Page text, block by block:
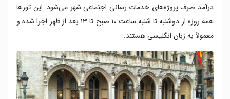
درآمد صرف پروژه‌های خدمات‌ رسانی اجتماعی شهر می‌شود. این تورها
همه روزه از دوشنبه تا شنبه ساعت ۱۰ صبح تا ۱۳ بعد از ظهر اجرا شده و
معمولاً به زبان انگلیسی هستند.